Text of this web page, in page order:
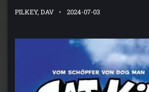
PILKEY, DAV 2024-07-03